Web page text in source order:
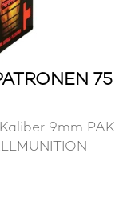
75
9mm PAK